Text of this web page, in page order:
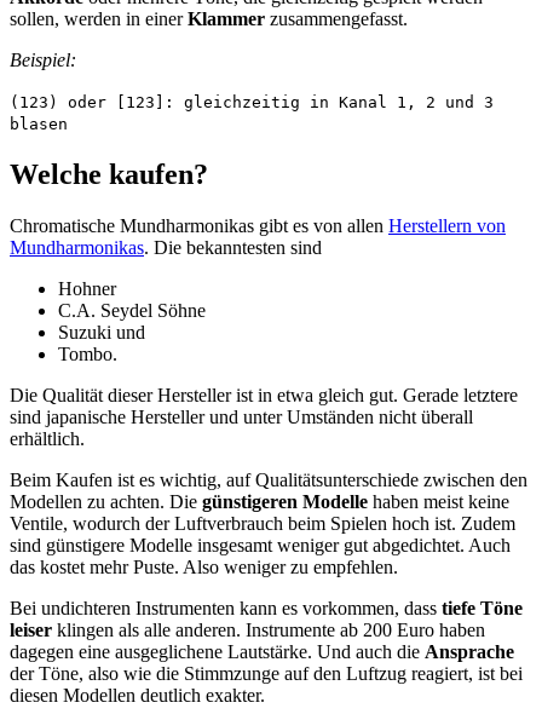
sollen, werden in einerKlammer zusammengefasst.
Beispiel:
(123) oder [123]: gleichzeitig in Kanal 1, 2 und 3
blasen
Welche kaufen?
Chromatische Mundharmonikas gibt es von allen Herstellern von
Mundharmonikas. Die bekanntesten sind
Hohner
C.A. Seydel Söhne
Suzuki und
Tombo.
Die Qualität dieser Hersteller ist in etwa gleich gut. Gerade letztere
sind japanische Hersteller und unter Umständen nicht überall
erhältlich.
Beim Kaufen ist es wichtig, auf Qualitätsunterschiede zwischen den
Modellen zu achten. Die günstigeren Modelle haben meist keine
Ventile, wodurch der Luftverbrauch beim Spielen hoch ist. Zudem
sind günstigere Modelle insgesamt weniger gut abgedichtet. Auch
das kostet mehr Puste. Also weniger zu empfehlen.
Bei undichteren Instrumenten kann es vorkommen, dass tiefe Töne
leiser klingen als alle anderen. Instrumente ab 200 Euro haben
dagegen eine ausgeglichene Lautstärke. Und auch die Ansprache
der Töne, also wie die Stimmzunge auf den Luftzug reagiert, ist bei
diesen Modellen deutlich exakter.